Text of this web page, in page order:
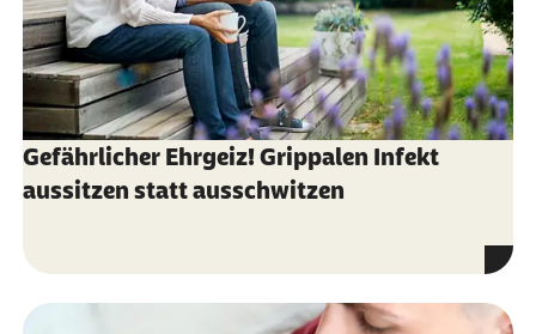
Gefährlicher Ehrgeiz! Grippalen Infekt
aussitzen statt ausschwitzen